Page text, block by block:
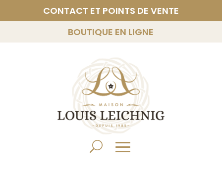
CONTACT ET POINTS DE VENTE
BOUTIQUE EN LIGNE